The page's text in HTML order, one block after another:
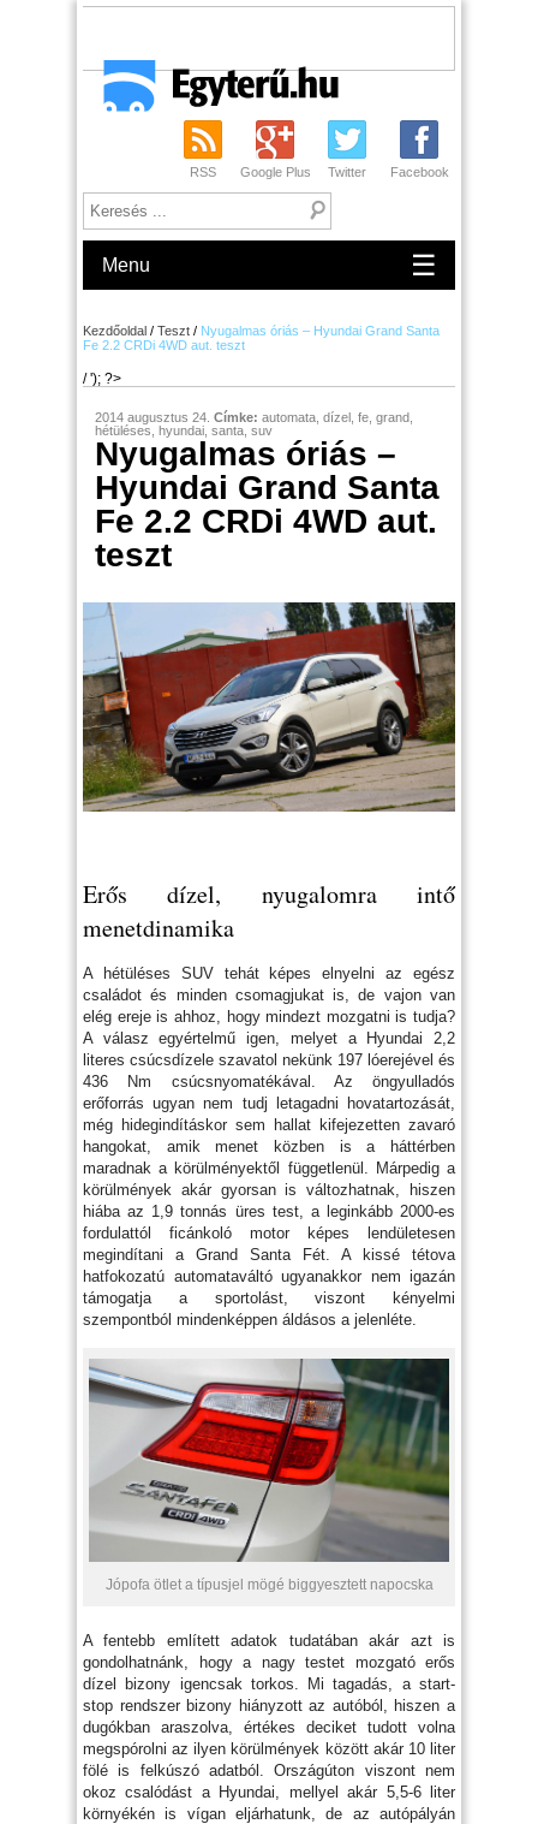
RSS Google Plus Twitter Facebook
Menu ☰
Kezdőoldal / Teszt / Nyugalmas óriás – Hyundai Grand Santa
Fe 2.2 CRDi 4WD aut. teszt
/ '); ?>
2014 augusztus 24. Címke: automata dízel fe grand
hétüléses hyundai santa suv
Nyugalmas óriás –
Hyundai Grand Santa
Fe 2.2 CRDi 4WD aut.
teszt
Erős dízel, nyugalomra intő
menetdinamika
A hétüléses SUV tehát képes elnyelni az egész
családot és minden csomagjukat is, de vajon van
elég ereje is ahhoz, hogy mindezt mozgatni is tudja?
A válasz egyértelmű igen, melyet a Hyundai 2,2
literes csúcsdízele szavatol nekünk 197 lóerejével és
436 Nm csúcsnyomatékával. Az öngyulladós
erőforrás ugyan nem tudj letagadni hovatartozását,
még hidegindításkor sem hallat kifejezetten zavaró
hangokat, amik menet közben is a háttérben
maradnak a körülményektől függetlenül. Márpedig a
körülmények akár gyorsan is változhatnak, hiszen
hiába az 1,9 tonnás üres test, a leginkább 2000-es
fordulattól ficánkoló motor képes lendületesen
megindítani a Grand Santa Fét. A kissé tétova
hatfokozatú automataváltó ugyanakkor nem igazán
támogatja a sportolást, viszont kényelmi
szempontból mindenképpen áldásos a jelenléte.
Jópofa ötlet a típusjel mögé biggyesztett napocska
A fentebb említett adatok tudatában akár azt is
gondolhatnánk, hogy a nagy testet mozgató erős
dízel bizony igencsak torkos. Mi tagadás, a start-
stop rendszer bizony hiányzott az autóból, hiszen a
dugókban araszolva, értékes deciket tudott volna
megspórolni az ilyen körülmények között akár 10 liter
fölé is felkúszó adatból. Országúton viszont nem
okoz csalódást a Hyundai, mellyel akár 5,5-6 liter
környékén is vígan eljárhatunk, de az autópályán